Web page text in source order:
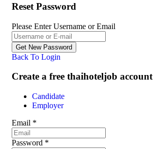
Reset Password
Please Enter Username or Email
Back To Login
Create a free thaihoteljob account
Candidate
Employer
Email *
Password *